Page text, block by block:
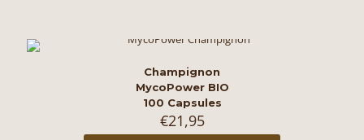
Champignon
MycoPower BIO
100 Capsules
€21,95